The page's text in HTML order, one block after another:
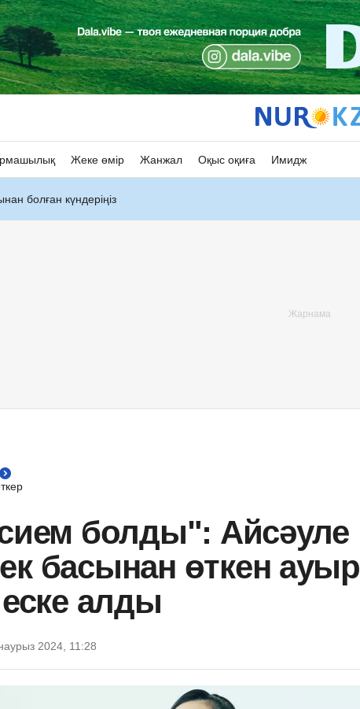
Жеке өмір Жанжал Оқыс оқиға Имидж
болған күндеріңіз
болды": Айсәуле
басынан өткен ауыр
еске алды
2024, 11:28